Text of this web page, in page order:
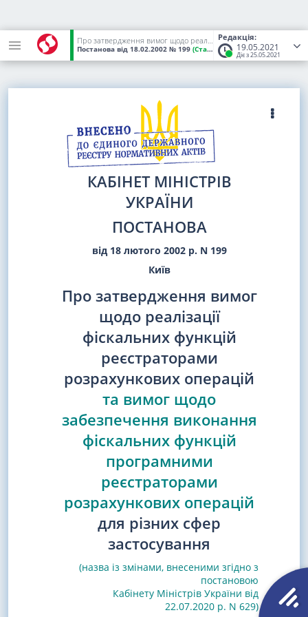
Редакція:
19.05.2021
Діє з 25.05.2021
Про затвердження вимог щодо реалізації фіскальних функцій реєстраторами розрахункових операцій та вимог щодо забезпечення виконання фіскальних функцій програмними реєстраторами розрахункових операцій для різних сфер застосування
Постанова від 18.02.2002 № 199 (Статус: Чинний)
КАБІНЕТ МІНІСТРІВ
УКРАЇНИ
ПОСТАНОВА
від 18 лютого 2002 р. N 199
Київ
Про затвердження вимог
щодо реалізації
фіскальних функцій
реєстраторами
розрахункових операцій
та вимог щодо
забезпечення виконання
фіскальних функцій
програмними
реєстраторами
розрахункових операцій
для різних сфер
застосування
(назва із змінами, внесеними згідно з
постановою
Кабінету Міністрів України від
22.07.2020 р. N 629)